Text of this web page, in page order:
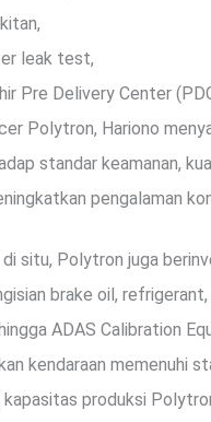
leak test,
Pre Delivery Center
Polytron, Hariono
standar keamanan,
pengalaman
situ, Polytron juga
brake oil,
ADAS Calibration
kendaraan memenuhi
produksi